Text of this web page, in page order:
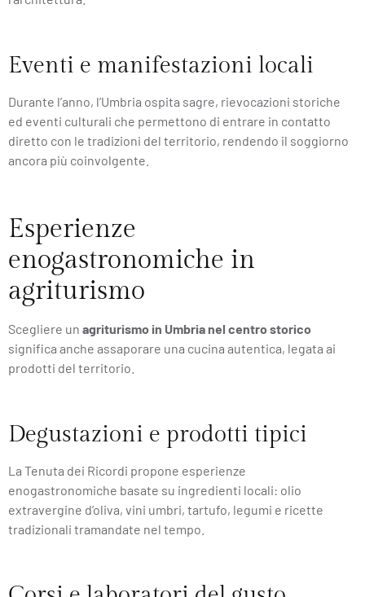
Eventi e manifestazioni locali
Durante l’anno, l’Umbria ospita sagre, rievocazioni storiche
ed eventi culturali che permettono di entrare in contatto
diretto con le tradizioni del territorio, rendendo il soggiorno
ancora più coinvolgente.
Esperienze
enogastronomiche in
agriturismo
Scegliere un agriturismo in Umbria nel centro storico
significa anche assaporare una cucina autentica, legata ai
prodotti del territorio.
Degustazioni e prodotti tipici
La Tenuta dei Ricordi propone esperienze
enogastronomiche basate su ingredienti locali: olio
extravergine d’oliva, vini umbri, tartufo, legumi e ricette
tradizionali tramandate nel tempo.